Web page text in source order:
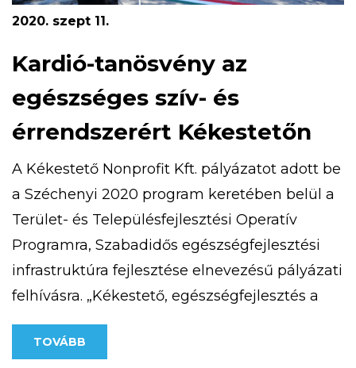
2020. szept 11.
Kardió-tanösvény az
egészséges szív- és
érrendszerért Kékestetőn
A Kékestető Nonprofit Kft. pályázatot adott be
a Széchenyi 2020 program keretében belül a
Terület- és Településfejlesztési Operatív
Programra, Szabadidős egészségfejlesztési
infrastruktúra fejlesztése elnevezésű pályázati
felhívásra. „Kékestető, egészségfejlesztés a
csúcson” című projekttel 25 millió forint vissza
nem térítendő európai uniós támogatást
TOVÁBB